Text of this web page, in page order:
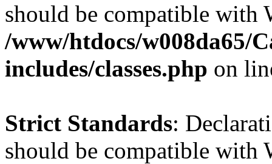
should be compatible
/www/htdocs/w008da65/
includes/classes.php on
Strict Standards:
should be compatible